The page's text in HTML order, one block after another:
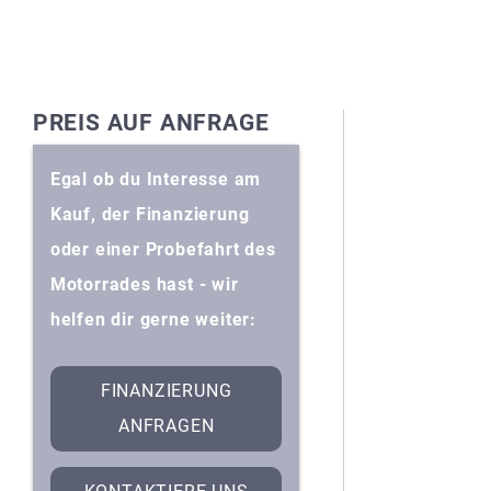
PREIS AUF ANFRAGE
Egal ob du Interesse am
Kauf, der Finanzierung
oder einer Probefahrt des
Motorrades hast - wir
helfen dir gerne weiter:
FINANZIERUNG
ANFRAGEN